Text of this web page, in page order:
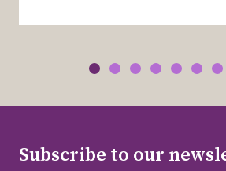
Subscribe to our